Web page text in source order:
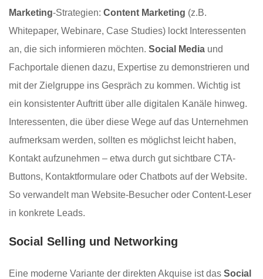
Marketing-Strategien: Content Marketing (z.B.
Whitepaper, Webinare, Case Studies) lockt Interessenten
an, die sich informieren möchten. Social Media und
Fachportale dienen dazu, Expertise zu demonstrieren und
mit der Zielgruppe ins Gespräch zu kommen. Wichtig ist
ein konsistenter Auftritt über alle digitalen Kanäle hinweg.
Interessenten, die über diese Wege auf das Unternehmen
aufmerksam werden, sollten es möglichst leicht haben,
Kontakt aufzunehmen – etwa durch gut sichtbare CTA-
Buttons, Kontaktformulare oder Chatbots auf der Website.
So verwandelt man Website-Besucher oder Content-Leser
in konkrete Leads.
Social Selling und Networking
Eine moderne Variante der direkten Akquise ist das Social